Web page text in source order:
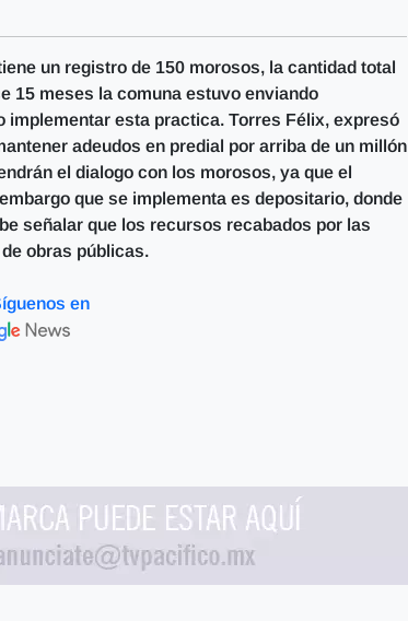
un registro de 150 morosos, la cantidad total
15 meses la comuna estuvo enviando
implementar esta practica. Torres Félix, expresó
adeudos en predial por arriba de un millón
el dialogo con los morosos, ya que el
que se implementa es depositario, donde
señalar que los recursos recabados por las
obras públicas.
en